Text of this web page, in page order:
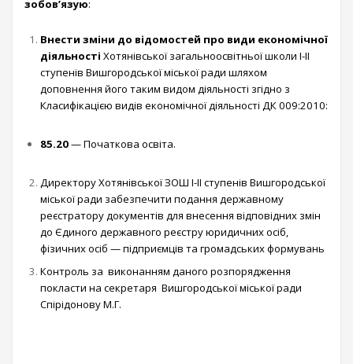
зобов’язую:
Внести зміни до відомостей про види економічної
діяльності Хотянівської загальноосвітньої школи I-II
ступенів Вишгородської міської ради шляхом
доповнення його таким видом діяльності згідно з
Класифікацією видів економічної діяльності ДК 009:2010:
85.20— Початкова освіта.
Директору Хотянівської ЗОШ I-II ступенів Вишгородської
міської ради забезпечити подання державному
реєстратору документів для внесення відповідних змін
до Єдиного державного реєстру юридичних осіб,
фізичних осіб — підприємців та громадських формувань
Контроль за виконанням даного розпорядження
покласти на секретаря Вишгородської міської ради
Спірідонову М.Г.